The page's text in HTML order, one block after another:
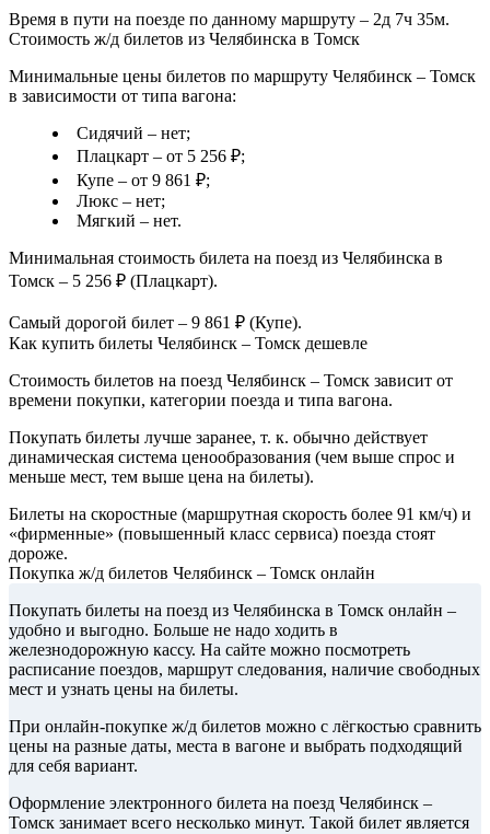
Время в пути на поезде по данному маршруту – 2д 7ч 35м.
Стоимость ж/д билетов из Челябинска в Томск
Минимальные цены билетов по маршруту Челябинск – Томск
в зависимости от типа вагона:
Сидячий – нет;
Плацкарт – от 5 256 ₽;
Купе – от 9 861 ₽;
Люкс – нет;
Мягкий – нет.
Минимальная стоимость билета на поезд из Челябинска в
Томск – 5 256 ₽ (Плацкарт).
Самый дорогой билет – 9 861 ₽ (Купе).
Как купить билеты Челябинск – Томск дешевле
Стоимость билетов на поезд Челябинск – Томск зависит от
времени покупки, категории поезда и типа вагона.
Покупать билеты лучше заранее, т. к. обычно действует
динамическая система ценообразования (чем выше спрос и
меньше мест, тем выше цена на билеты).
Билеты на скоростные (маршрутная скорость более 91 км/ч) и
«фирменные» (повышенный класс сервиса) поезда стоят
дороже.
Покупка ж/д билетов Челябинск – Томск онлайн
Покупать билеты на поезд из Челябинска в Томск онлайн –
удобно и выгодно. Больше не надо ходить в
железнодорожную кассу. На сайте можно посмотреть
расписание поездов, маршрут следования, наличие свободных
мест и узнать цены на билеты.
При онлайн-покупке ж/д билетов можно с лёгкостью сравнить
цены на разные даты, места в вагоне и выбрать подходящий
для себя вариант.
Оформление электронного билета на поезд Челябинск –
Томск занимает всего несколько минут. Такой билет является